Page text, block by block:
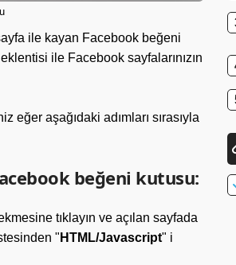
ile kayan Facebook beğeni
eklentisi ile Facebook sayfalarınızın
eğer aşağıdaki adımları sırasıyla
beğeni kutusu:
tıklayın ve açılan sayfada
" HTML/Javascript" i